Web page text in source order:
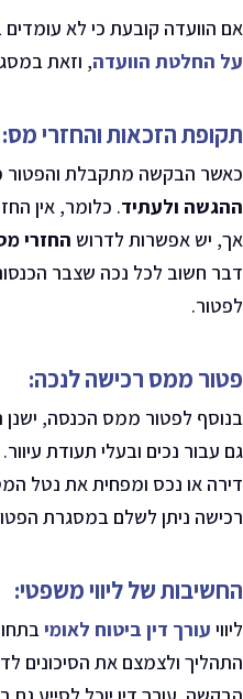
אם הוועדה קובעת כי לא עומדים
על החלטת הוועדה, וזאת
תקופת הזכאות והחזרי מס:
כאשר הבקשה מתקבלת והפטור
ההגשה ולעתיד. כלומר, אין
אך, יש אפשרות לדרוש החזרי מס עבור 6
דבר חשוב לכל נכה שצבר
לפטור.
פטור ממס רכישה לנכה:
בנוסף לפטור ממס הכנסה, ישנן
גם עבור נכים ובעלי תעודת
דירה או נכס ומפחית את נטל
רכישה ניתן לשלם במסגרת הפטור 0.5%
החשיבות של ליווי משפטי:
ליווי עורך דין ביטוח לאומי
התהליך ולצמצם את הסיכונים